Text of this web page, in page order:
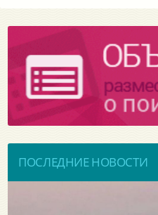
ПОСЛЕДНИЕ НОВОСТИ